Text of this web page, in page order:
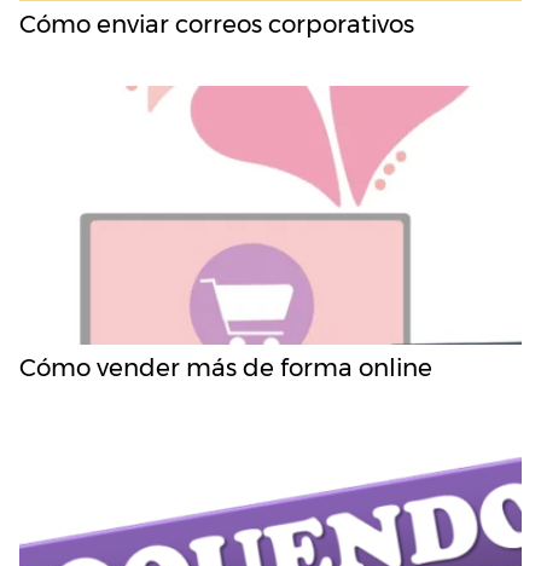
Cómo enviar correos corporativos
Cómo vender más de forma online